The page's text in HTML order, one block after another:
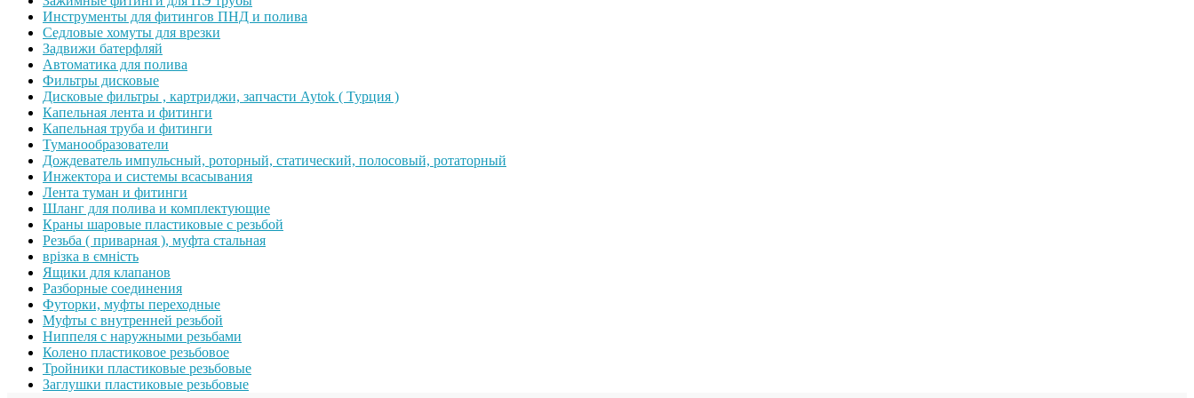
Инструменты для фитингов ПНД и полива
Седловые хомуты для врезки
Задвижи батерфляй
Автоматика для полива
Фильтры дисковые
Дисковые фильтры , картриджи, запчасти Aytok ( Турция )
Капельная лента и фитинги
Капельная труба и фитинги
Туманообразователи
Дождеватель импульсный, роторный, статический, полосовый, ротаторный
Инжектора и системы всасывания
Лента туман и фитинги
Шланг для полива и комплектующие
Краны шаровые пластиковые с резьбой
Резьба ( приварная ), муфта стальная
врізка в ємність
Ящики для клапанов
Разборные соединения
Футорки, муфты переходные
Муфты с внутренней резьбой
Ниппеля с наружными резьбами
Колено пластиковое резьбовое
Тройники пластиковые резьбовые
Заглушки пластиковые резьбовые